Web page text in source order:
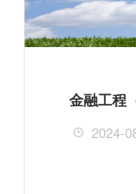
金融工程
2024-